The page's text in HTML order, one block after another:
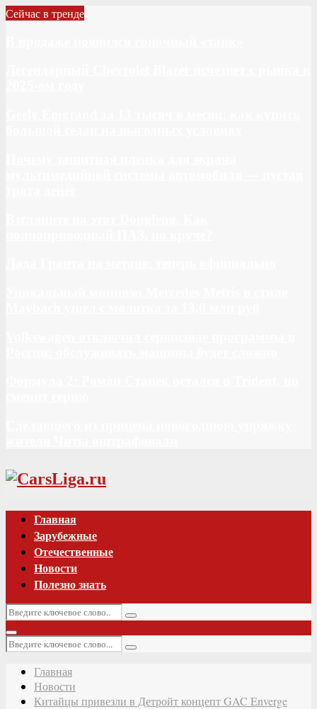
Сейчас в тренде
Vk
Главная
Зарубежные
Отечественные
Новости
Полезно знать
Искать:
Поиск
Основное
меню
Искать:
Поиск
Главная
Новости
Китайцы привезли в Детройт концепт GAC Enverge